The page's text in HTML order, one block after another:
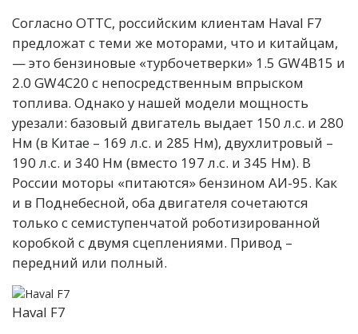
Согласно ОТТС, российским клиентам Haval F7
предложат с теми же моторами, что и китайцам,
— это бензиновые «турбочетверки» 1.5 GW4B15 и
2.0 GW4C20 с непосредственным впрыском
топлива. Однако у нашей модели мощность
урезали: базовый двигатель выдает 150 л.с. и 280
Нм (в Китае – 169 л.с. и 285 Нм), двухлитровый –
190 л.с. и 340 Нм (вместо 197 л.с. и 345 Нм). В
России моторы «питаются» бензином АИ-95. Как
и в Поднебесной, оба двигателя сочетаются
только с семиступенчатой роботизированной
коробкой с двумя сцеплениями. Привод –
передний или полный.
Haval F7